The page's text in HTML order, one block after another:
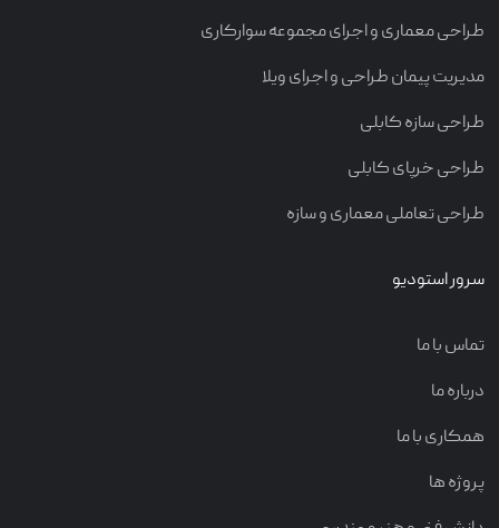
طراحی معماری و اجرای مجموعه سوارکاری
مدیریت پیمان طراحی و اجرای ویلا
طراحی سازه کابلی
طراحی خرپای کابلی
طراحی تعاملی معماری و سازه
سرور استودیو
تماس با ما
درباره ما
همکاری با ما
پروژه ها